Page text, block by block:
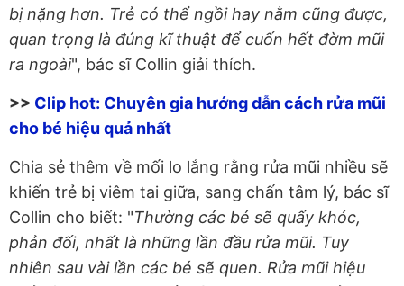
bị nặng hơn. Trẻ có thể ngồi hay nằm cũng được,
quan trọng là đúng kĩ thuật để cuốn hết đờm mũi
ra ngoài", bác sĩ Collin giải thích.
>> Clip hot: Chuyên gia hướng dẫn cách rửa mũi
cho bé hiệu quả nhất
Chia sẻ thêm về mối lo lắng rằng rửa mũi nhiều sẽ
khiến trẻ bị viêm tai giữa, sang chấn tâm lý, bác sĩ
Collin cho biết: "Thường các bé sẽ quấy khóc,
phản đối, nhất là những lần đầu rửa mũi. Tuy
nhiên sau vài lần các bé sẽ quen. Rửa mũi hiệu